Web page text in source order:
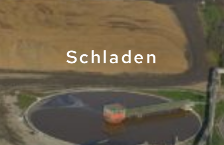
Schladen